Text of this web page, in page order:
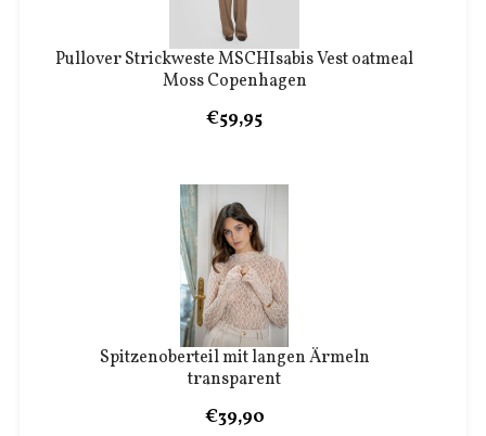
Pullover Strickweste MSCHIsabis Vest oatmeal
Moss Copenhagen
€59,95
Spitzenoberteil mit langen Ärmeln
transparent
€39,90